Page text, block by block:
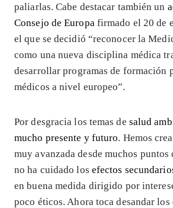
paliarlas. Cabe destacar también un
Consejo de Europa firmado el 20 de
el que se decidió “reconocer la
como una nueva disciplina médica
desarrollar programas de formación
médicos a nivel europeo”.
Por desgracia los temas de salud
mucho presente y futuro. Hemos
muy avanzada desde muchos puntos
no ha cuidado los efectos
en buena medida dirigido por
poco éticos. Ahora toca desandar los